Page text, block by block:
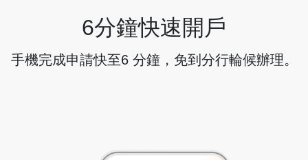
6分鐘快速開戶
手機完成申請快至6 分鐘，免到分行輪候辦理。